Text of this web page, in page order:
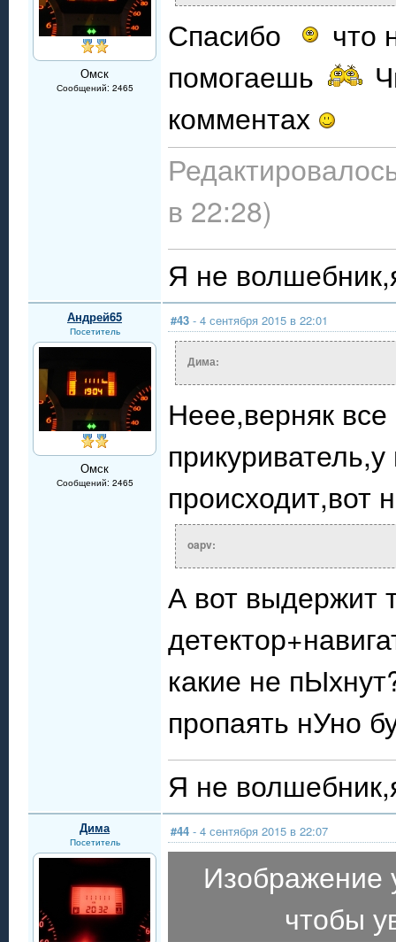
Омск
Сообщений: 2465
Спасибо
что
помогаешь
комментах
в 22:28)
Я не
Андрей65
Посетитель
Омск
Сообщений: 2465
#43 - 4 сентября 2015 в 22:01
Дима:
Неее,верняк
происходит,вот
oapv:
А вот выдержит
какие не
пропаять нУно
Я не
Дима
Посетитель
#44 - 4 сентября 2015 в 22:07
чтобы